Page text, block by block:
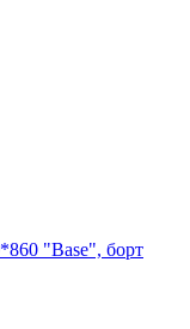
"Base", борт